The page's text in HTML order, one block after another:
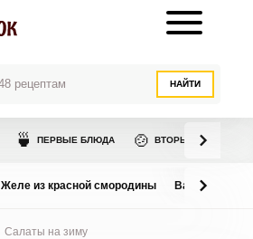
НАЙТИ
🍵 ПЕРВЫЕ БЛЮДА 🍲 ВТОРЫЕ БЛЮДА
Желе из красной смородины Варенье из
Салаты на зиму